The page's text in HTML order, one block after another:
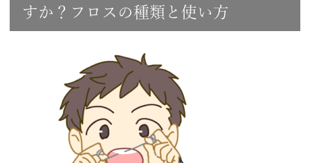
すか？フロスの種類と使い方